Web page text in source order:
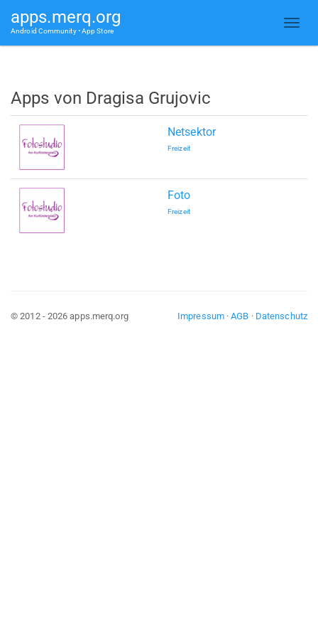
apps.merq.org
Android Community • App Store
Apps von Dragisa Grujovic
Netsektor
Freizeit
Foto
Freizeit
Impressum·AGB · Datenschutz
© 2012 - 2026 apps.merq.org